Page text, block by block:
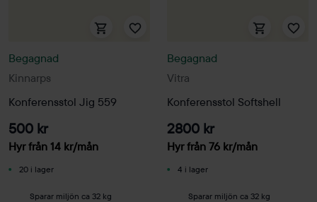
Kinnarps
Begagnad
Konferensstol Jig 559
500 kr
Hyr från 14 kr/mån
20 i lager
Sparar miljön ca 32 kg
Vitra
Begagnad
Konferensstol Softshell
2800 kr
Hyr från 76 kr/mån
4 i lager
Sparar miljön ca 32 kg